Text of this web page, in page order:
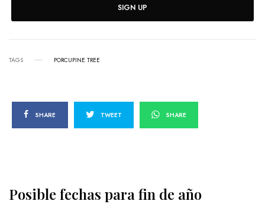
SIGN UP
TAGS PORCUPINE TREE
SHARE TWEET SHARE
Posible fechas para fin de año